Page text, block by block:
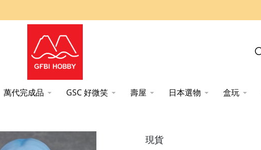
萬代完成品 GSC 好微笑 壽屋 日本選物 盒玩
現貨